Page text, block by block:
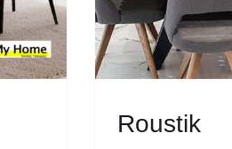
Roustik